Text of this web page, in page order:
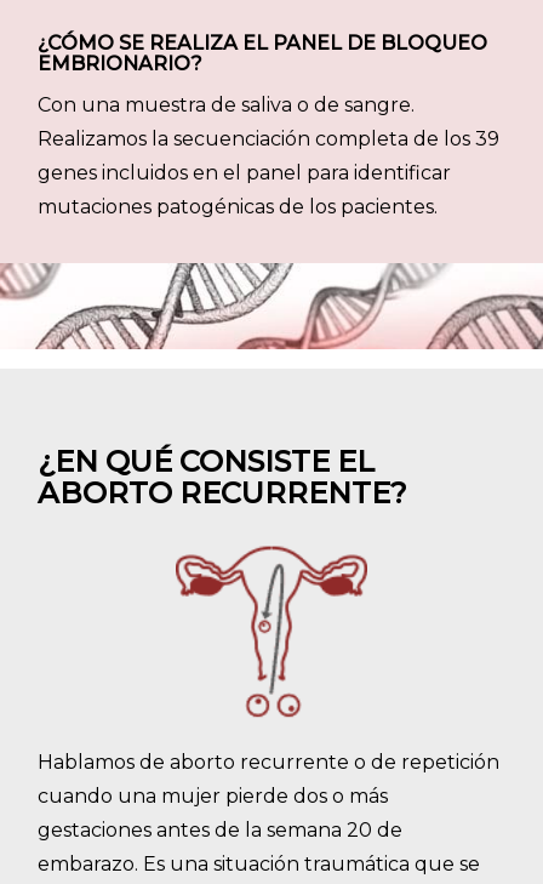
¿CÓMO SE REALIZA EL PANEL DE BLOQUEO
EMBRIONARIO?
Con una muestra de saliva o de sangre.
Realizamos la secuenciación completa de los 39
genes incluidos en el panel para identificar
mutaciones patogénicas de los pacientes.
¿EN QUÉ CONSISTE EL
ABORTO RECURRENTE?
Hablamos de aborto recurrente o de repetición
cuando una mujer pierde dos o más
gestaciones antes de la semana 20 de
embarazo. Es una situación traumática que se